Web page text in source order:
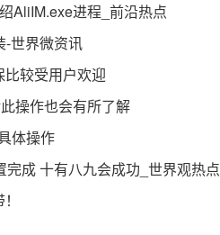
AliIM.exe进程_前沿热点
-世界微资讯
较受用户欢迎
操作也会有所了解
体操作
成 十有八九会成功_世界观热点